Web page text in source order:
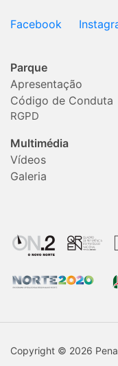
Facebook
Parque
Apresentação
Código de Conduta
RGPD
Multimédia
Vídeos
Galeria
Copyright © 2026